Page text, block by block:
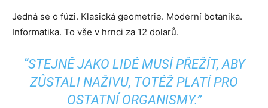
Jedná se o fúzi. Klasická geometrie. Moderní botanika.
Informatika. To vše v hrnci za 12 dolarů.
“STEJNĚ JAKO LIDÉ MUSÍ PŘEŽÍT, ABY
ZŮSTALI NAŽIVU, TOTÉŽ PLATÍ PRO
OSTATNÍ ORGANISMY.”